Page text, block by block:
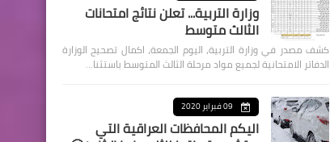
وزارة التربية... تعلن نتائج امتحانات
الثالث متوسط
كشف مصدر في وزارة التربية، اليوم الجمعة، اكمال تصحيح الوزارة
الدفاتر الامتحانية لجميع مواد مرحلة الثالث المتوسط باستثنا…
09 فبراير 2020
اليكم المحافظات العراقية التي